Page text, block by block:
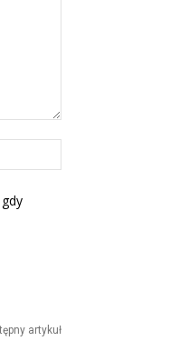
Internetowa:
artykuł